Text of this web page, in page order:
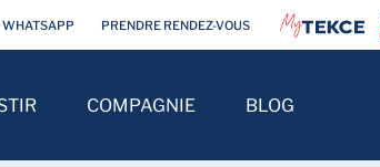
COMPAGNIE BLOG
WHATSAPP PRENDRE RENDEZ-VOUS